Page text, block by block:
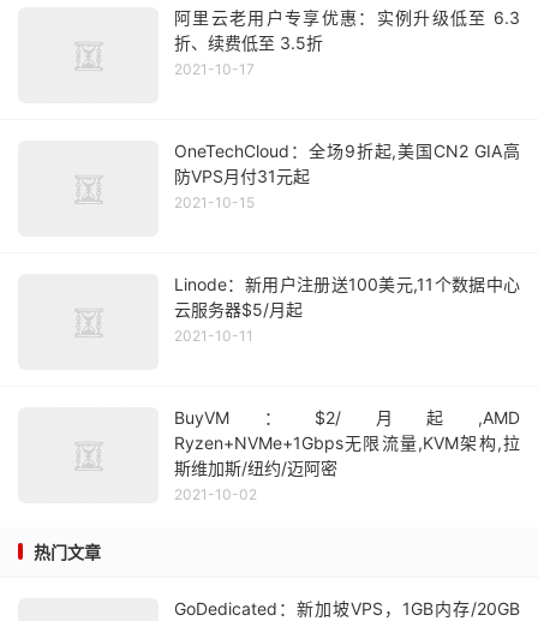
阿里云老用户专享优惠：实例升级低至 6.3
折、续费低至 3.5折
2021-10-17
OneTechCloud：全场9折起,美国CN2 GIA高
防VPS月付31元起
2021-10-15
Linode：新用户注册送100美元,11个数据中心
云服务器$5/月起
2021-10-11
BuyVM：$2/月起,AMD
Ryzen+NVMe+1Gbps无限流量,KVM架构,拉
斯维加斯/纽约/迈阿密
2021-10-02
热门文章
GoDedicated：新加坡VPS，1GB内存/20GB